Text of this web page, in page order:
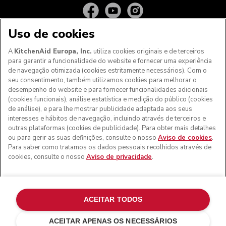
Aos clientes nos Açores, Madeira e outros territórios
portugueses: Por favor, contacte a nossa equipa de Apoio
ao Cliente para efetuar a sua encomenda, de forma a
podermos fornecer os custos de envio exatos e aplicar a
taxa de IVA correta
nos EUA e noutros locais.
Gerir as minhas cookies
Aviso de privacidade
Política de cookies
Outros países
Uso de cookies
A KitchenAid Europa, Inc. utiliza cookies originais e de terceiros
para garantir a funcionalidade do website e fornecer uma experiência
de navegação otimizada (cookies estritamente necessários). Com o
seu consentimento, também utilizamos cookies para melhorar o
desempenho do website e para fornecer funcionalidades adicionais
(cookies funcionais), análise estatística e medição do público (cookies
de análise), e para lhe mostrar publicidade adaptada aos seus
interesses e hábitos de navegação, incluindo através de terceiros e
outras plataformas (cookies de publicidade). Para obter mais detalhes
ou para gerir as suas definições, consulte o nosso Aviso de cookies.
Para saber como tratamos os dados pessoais recolhidos através de
cookies, consulte o nosso Aviso de privacidade.
ACEITAR APENAS OS NECESSÁRIOS
ACEITAR TODOS